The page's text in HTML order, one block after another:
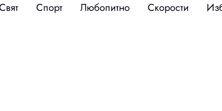
Спорт Любопитно Скорости
Бургас и София остават